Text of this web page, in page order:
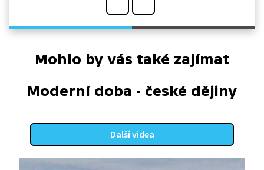
Mohlo by vás také zajímat
Moderní doba - české dějiny
Další videa